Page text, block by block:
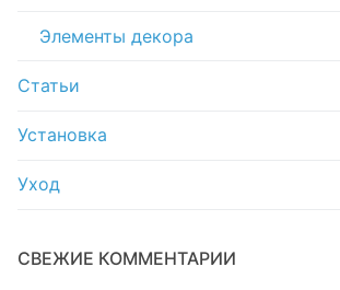
Элементы декора
Статьи
Установка
Уход
СВЕЖИЕ КОММЕНТАРИИ